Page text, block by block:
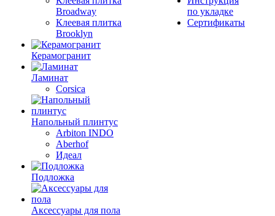
Broadway
Клеевая плитка
Brooklyn
Керамогранит
Ламинат
Corsica
Напольный плинтус
Arbiton INDO
Aberhof
Идеал
Подложка
Аксессуары для пола
по укладке
Сертификаты